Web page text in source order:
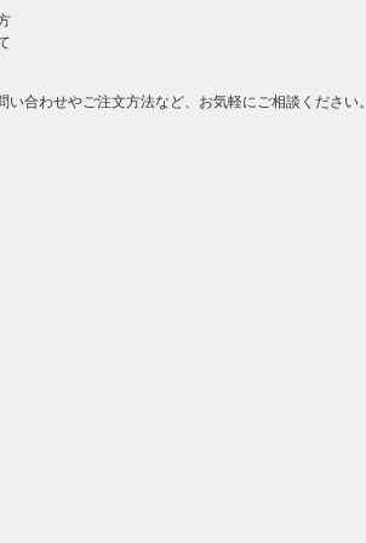
い合わせやご注文方法など、お気軽にご相談ください。